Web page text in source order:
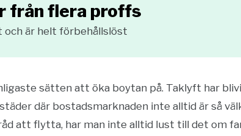
från flera proffs
och är helt förbehållslöst
sätten att öka boytan på. Taklyft har
där bostadsmarknaden inte alltid är så
att flytta, har man inte alltid lust till det om